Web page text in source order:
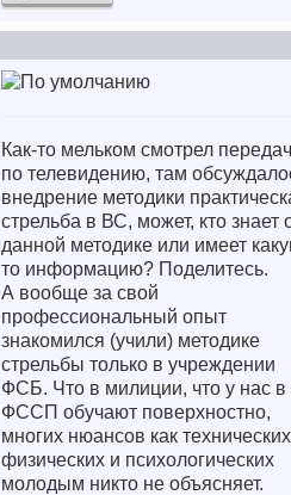
Как-то мельком смотрел
по телевидению, там
внедрение методики
стрельба в ВС, может, кто знает
данной методике или имеет
то информацию? Поделитесь.
А вообще за свой
профессиональный опыт
знакомился (учили) методике
стрельбы только в учреждении
ФСБ. Что в милиции, что у нас в
ФССП обучают поверхностно,
многих нюансов как
физических и психологических
молодым никто не объясняет.